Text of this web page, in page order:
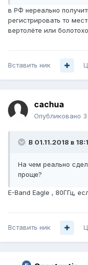
в РФ нереально
регистрировать то
вертолёте или
Вставить ник
cachua
Опубликовано
В 01.11.2018 в
На чем реально
проще?
E-Band Eagle , 80ГГц,
Вставить ник